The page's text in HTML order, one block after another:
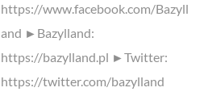
https://www.facebook.com/Bazyll
and ►Bazylland:
https://bazylland.pl ►Twitter:
https://twitter.com/bazylland